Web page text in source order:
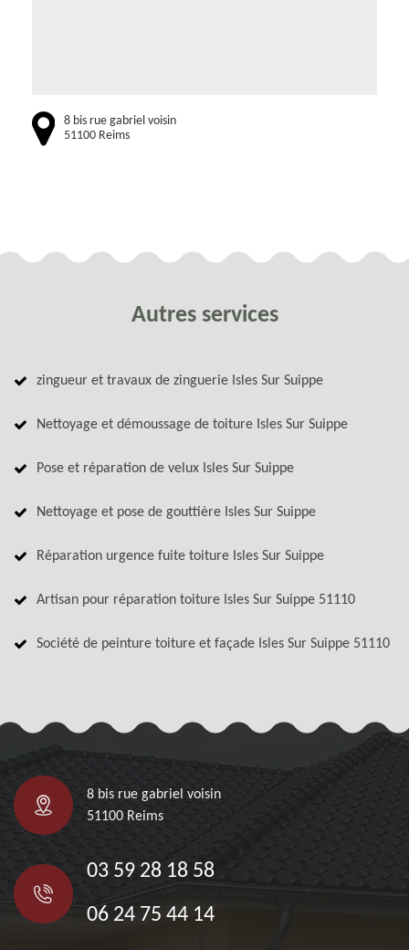
8 bis rue gabriel voisin
51100 Reims
Autres services
zingueur et travaux de zinguerie Isles Sur Suippe
Nettoyage et démoussage de toiture Isles Sur Suippe
Pose et réparation de velux Isles Sur Suippe
Nettoyage et pose de gouttière Isles Sur Suippe
Réparation urgence fuite toiture Isles Sur Suippe
Artisan pour réparation toiture Isles Sur Suippe 51110
Société de peinture toiture et façade Isles Sur Suippe 51110
8 bis rue gabriel voisin
51100 Reims
03 59 28 18 58
06 24 75 44 14